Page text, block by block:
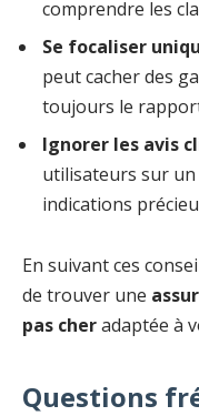
comprendre les
Se focaliser
peut cacher des
toujours le
Ignorer les avis
utilisateurs sur
indications
En suivant ces
de trouver une
pas cheradaptée à
Questions